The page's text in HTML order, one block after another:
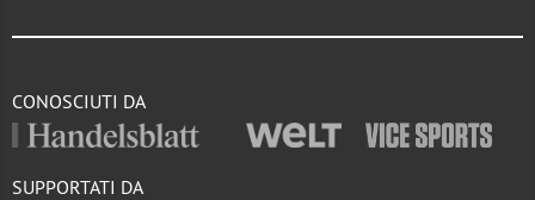
CONOSCIUTI DA
SUPPORTATI DA